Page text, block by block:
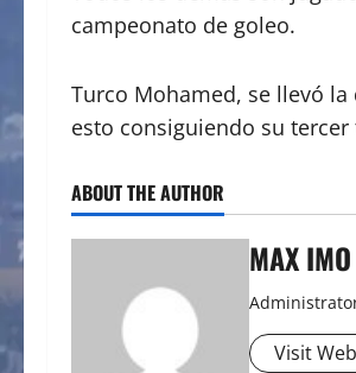
campeonato de goleo.
Turco Mohamed, se llevó
esto consiguiendo su
ABOUT THE AUTHOR
MAX
Visit